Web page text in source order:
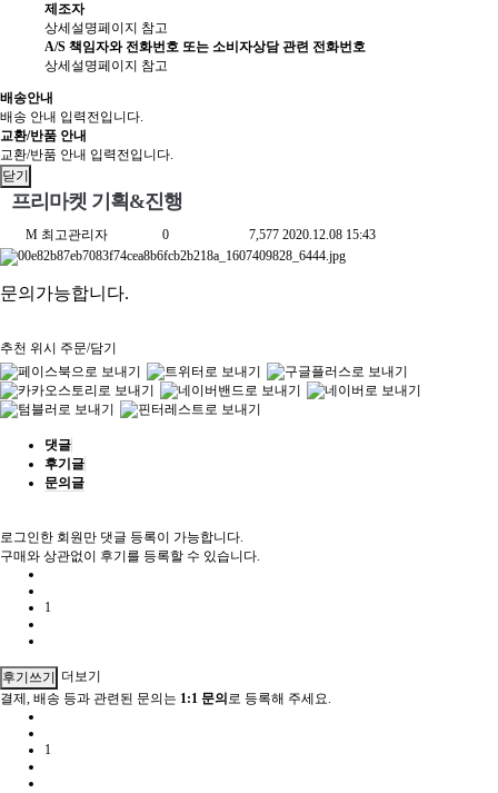
제조자
상세설명페이지 참고
A/S 책임자와 전화번호 또는 소비자상담 관련 전화번호
상세설명페이지 참고
배송안내
배송 안내 입력전입니다.
교환/반품 안내
교환/반품 안내 입력전입니다.
닫기
프리마켓 기획&진행
M 최고관리자 0 7,577 2020.12.08 15:43
문의가능합니다.
추천 위시 주문/담기
댓글
후기글
문의글
로그인한 회원만 댓글 등록이 가능합니다.
구매와 상관없이 후기를 등록할 수 있습니다.
1
후기쓰기
더보기
결제, 배송 등과 관련된 문의는 1:1 문의 로 등록해 주세요.
1